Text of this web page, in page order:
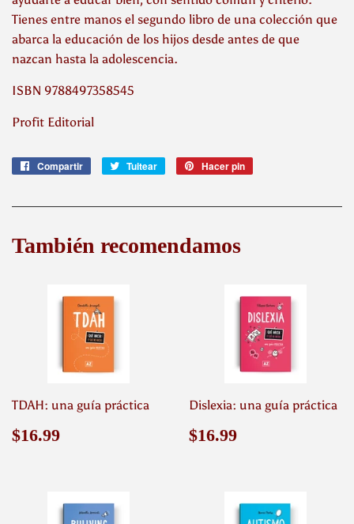
Tienes entre manos el segundo libro de una colección que
abarca la educación de los hijos desde antes de que
nazcan hasta la adolescencia.
ISBN 9788497358545
Profit Editorial
Compartir
CompartirTuitear
Tuitear Hacer pin
También recomendamos
TDAH: una guía práctica
Precio
$16.99
Dislexia: una guía práctica
Precio
$16.99